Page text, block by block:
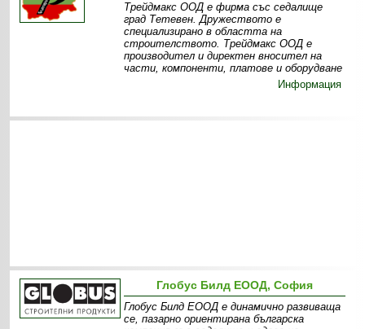
Трейдмакс ООД е фирма със седалище
град Тетевен. Дружеството е
специализирано в областта на
строителството. Трейдмакс ООД е
производител и директен вносител на
части, компоненти, платове и оборудване
Информация
Глобус Билд ЕООД, София
Глобус Билд ЕООД е динамично развиваща
се, пазарно ориентирана българска